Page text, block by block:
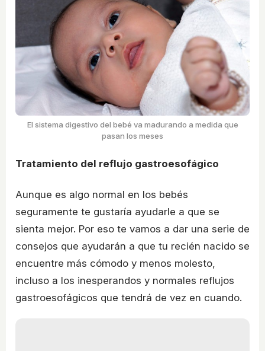
El sistema digestivo del bebé va madurando a medida que
pasan los meses
Tratamiento del reflujo gastroesofágico
Aunque es algo normal en los bebés
seguramente te gustaría ayudarle a que se
sienta mejor. Por eso te vamos a dar una serie de
consejos que ayudarán a que tu recién nacido se
encuentre más cómodo y menos molesto,
incluso a los inesperandos y normales reflujos
gastroesofágicos que tendrá de vez en cuando.